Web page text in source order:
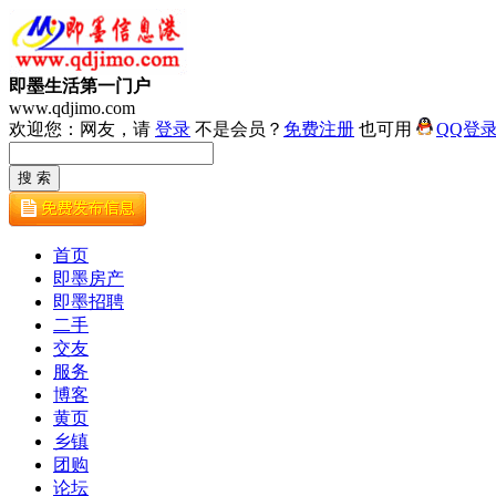
即墨生活第一门户
www.qdjimo.com
欢迎您：网友，请 登录 不是会员？ 免费注册 也可用 QQ登
首页
即墨房产
即墨招聘
二手
交友
服务
博客
黄页
乡镇
团购
论坛